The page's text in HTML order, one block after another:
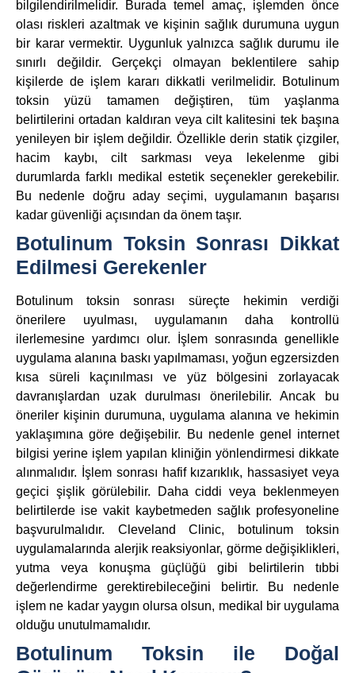
bilgilendirilmelidir. Burada temel amaç, işlemden önce
olası riskleri azaltmak ve kişinin sağlık durumuna uygun
bir karar vermektir. Uygunluk yalnızca sağlık durumu ile
sınırlı değildir. Gerçekçi olmayan beklentilere sahip
kişilerde de işlem kararı dikkatli verilmelidir. Botulinum
toksin yüzü tamamen değiştiren, tüm yaşlanma
belirtilerini ortadan kaldıran veya cilt kalitesini tek başına
yenileyen bir işlem değildir. Özellikle derin statik çizgiler,
hacim kaybı, cilt sarkması veya lekelenme gibi
durumlarda farklı medikal estetik seçenekler gerekebilir.
Bu nedenle doğru aday seçimi, uygulamanın başarısı
kadar güvenliği açısından da önem taşır.
Botulinum Toksin Sonrası Dikkat
Edilmesi Gerekenler
Botulinum toksin sonrası süreçte hekimin verdiği
önerilere uyulması, uygulamanın daha kontrollü
ilerlemesine yardımcı olur. İşlem sonrasında genellikle
uygulama alanına baskı yapılmaması, yoğun egzersizden
kısa süreli kaçınılması ve yüz bölgesini zorlayacak
davranışlardan uzak durulması önerilebilir. Ancak bu
öneriler kişinin durumuna, uygulama alanına ve hekimin
yaklaşımına göre değişebilir. Bu nedenle genel internet
bilgisi yerine işlem yapılan kliniğin yönlendirmesi dikkate
alınmalıdır. İşlem sonrası hafif kızarıklık, hassasiyet veya
geçici şişlik görülebilir. Daha ciddi veya beklenmeyen
belirtilerde ise vakit kaybetmeden sağlık profesyoneline
başvurulmalıdır. Cleveland Clinic, botulinum toksin
uygulamalarında alerjik reaksiyonlar, görme değişiklikleri,
yutma veya konuşma güçlüğü gibi belirtilerin tıbbi
değerlendirme gerektirebileceğini belirtir. Bu nedenle
işlem ne kadar yaygın olursa olsun, medikal bir uygulama
olduğu unutulmamalıdır.
Botulinum Toksin ile Doğal